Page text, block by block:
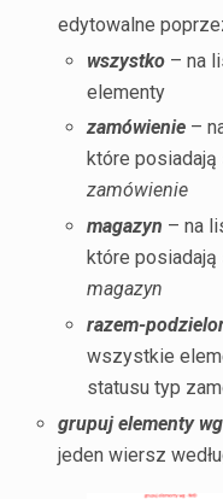
edytowalne
wszystko – na
elementy
zamówienie –
które
zamówienie
magazyn – na
które
magazyn
razem-
wszystkie
statusu typ
grupuj elementy wg
jeden wiersz